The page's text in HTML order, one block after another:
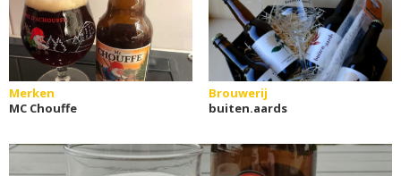
Merken
MC Chouffe
Brouwerij
buiten.aards